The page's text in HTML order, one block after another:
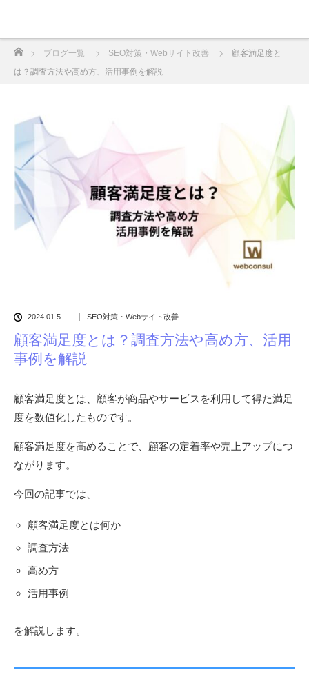
ブログ一覧 SEO対策・Webサイト改善
顧客満足度と
は？調査方法や高め方、活用事例を解説
2024.01.5 SEO対策・Webサイト改善
顧客満足度とは？調査方法や高め方、活用
事例を解説
顧客満足度とは、顧客が商品やサービスを利用して得た満足
度を数値化したものです。
顧客満足度を高めることで、顧客の定着率や売上アップにつ
ながります。
今回の記事では、
顧客満足度とは何か
調査方法
高め方
活用事例
を解説します。